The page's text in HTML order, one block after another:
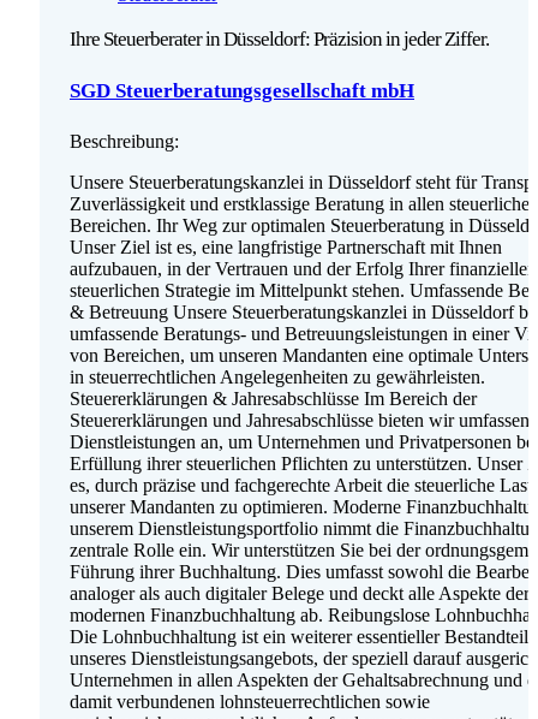
Ihre Steuerberater in Düsseldorf: Präzision in jeder Ziffer.
SGD Steuerberatungsgesellschaft mbH
Beschreibung:
Unsere Steuerberatungskanzlei in Düsseldorf steht für
Zuverlässigkeit und erstklassige Beratung in allen steuerlichen
Bereichen. Ihr Weg zur optimalen Steuerberatung in
Unser Ziel ist es, eine langfristige Partnerschaft mit Ihnen
aufzubauen, in der Vertrauen und der Erfolg Ihrer
steuerlichen Strategie im Mittelpunkt stehen. Umfassende
& Betreuung Unsere Steuerberatungskanzlei in Düsseldorf
umfassende Beratungs- und Betreuungsleistungen in einer
von Bereichen, um unseren Mandanten eine optimale
in steuerrechtlichen Angelegenheiten zu gewährleisten.
Steuererklärungen & Jahresabschlüsse Im Bereich der
Steuererklärungen und Jahresabschlüsse bieten wir
Dienstleistungen an, um Unternehmen und Privatpersonen
Erfüllung ihrer steuerlichen Pflichten zu unterstützen. Unser
es, durch präzise und fachgerechte Arbeit die steuerliche Last
unserer Mandanten zu optimieren. Moderne
unserem Dienstleistungsportfolio nimmt die
zentrale Rolle ein. Wir unterstützen Sie bei der
Führung ihrer Buchhaltung. Dies umfasst sowohl die
analoger als auch digitaler Belege und deckt alle Aspekte der
modernen Finanzbuchhaltung ab. Reibungslose
Die Lohnbuchhaltung ist ein weiterer essentieller Bestandteil
unseres Dienstleistungsangebots, der speziell darauf
Unternehmen in allen Aspekten der Gehaltsabrechnung und
damit verbundenen lohnsteuerrechtlichen sowie